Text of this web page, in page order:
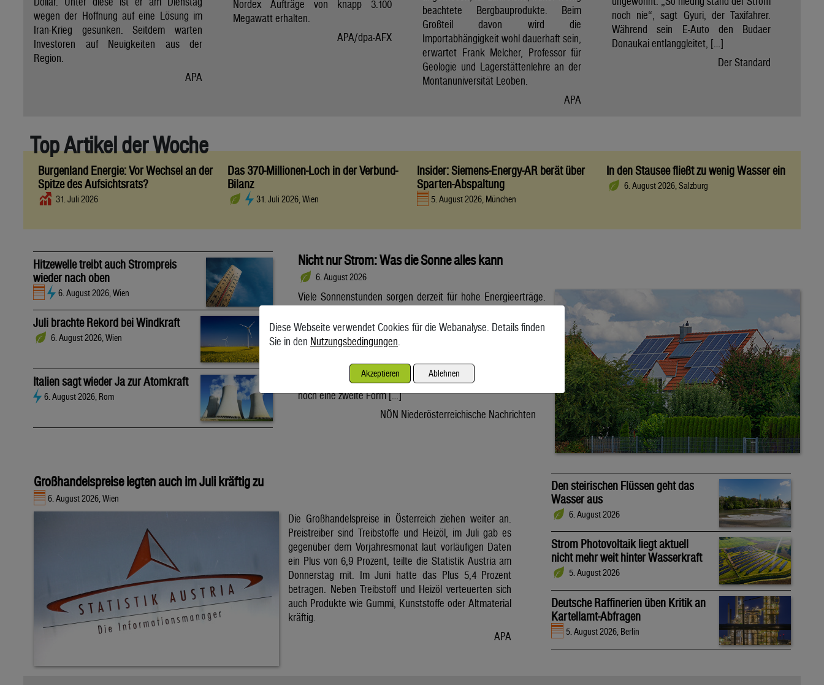
wegen der Hoffnung auf eine Lösung im
Iran-Krieg gesunken. Seitdem warten
Investoren auf Neuigkeiten aus der
Region.
APA
Nordex Aufträge von knapp 3.100
Megawatt erhalten.
APA/dpa-AFX
beachtete Bergbauprodukte. Beim
Großteil davon wird die
Importabhängigkeit wohl dauerhaft sein,
erwartet Frank Melcher, Professor für
Geologie und Lagerstättenlehre an der
Montanuniversität Leoben.
APA
noch nie“, sagt Gyuri, der Taxifahrer.
Während sein E-Auto den Budaer
Donaukai entlanggleitet, […]
Der Standard
Top Artikel der Woche
Burgenland Energie: Vor Wechsel an der
Spitze des Aufsichtsrats?
31. Juli 2026
Das 370-Millionen-Loch in der Verbund-
Bilanz
31. Juli 2026, Wien
Insider: Siemens-Energy-AR berät über
Sparten-Abspaltung
5. August 2026, München
In den Stausee fließt zu wenig Wasser ein
6. August 2026, Salzburg
Hitzewelle treibt auch Strompreis
wieder nach oben
6. August 2026, Wien
Juli brachte Rekord bei Windkraft
6. August 2026, Wien
Italien sagt wieder Ja zur Atomkraft
6. August 2026, Rom
Nicht nur Strom: Was die Sonne alles kann
6. August 2026
Viele Sonnenstunden sorgen derzeit für hohe Energieerträge.
Solarthermie entlastet das Energiesystem. Dennoch steht sie
oft im Schatten der Photovoltaik. Die Hitzewelle der
beschert. Während dabei meist über die hohen Stromerträge
von Photovoltaikanlagen gesprochen wird, liefert die Sonne
noch eine zweite Form […]
NÖN Niederösterreichische Nachrichten
Großhandelspreise legten auch im Juli kräftig zu
6. August 2026, Wien
Die Großhandelspreise in Österreich ziehen weiter an.
Preistreiber sind Treibstoffe und Heizöl, im Juli gab es
gegenüber dem Vorjahresmonat laut vorläufigen Daten
ein Plus von 6,9 Prozent, teilte die Statistik Austria am
Donnerstag mit. Im Juni hatte das Plus 5,4 Prozent
betragen. Neben Treibstoff und Heizöl verteuerten sich
auch Produkte wie Gummi, Kunststoffe oder Altmaterial
kräftig.
APA
Den steirischen Flüssen geht das
Wasser aus
6. August 2026
Strom Photovoltaik liegt aktuell
nicht mehr weit hinter Wasserkraft
5. August 2026
Deutsche Raffinerien üben Kritik an
Kartellamt-Abfragen
5. August 2026, Berlin
Diese Webseite verwendet Cookies für die Webanalyse. Details finden
Sie in den Nutzungsbedingungen
Akzeptieren Ablehnen